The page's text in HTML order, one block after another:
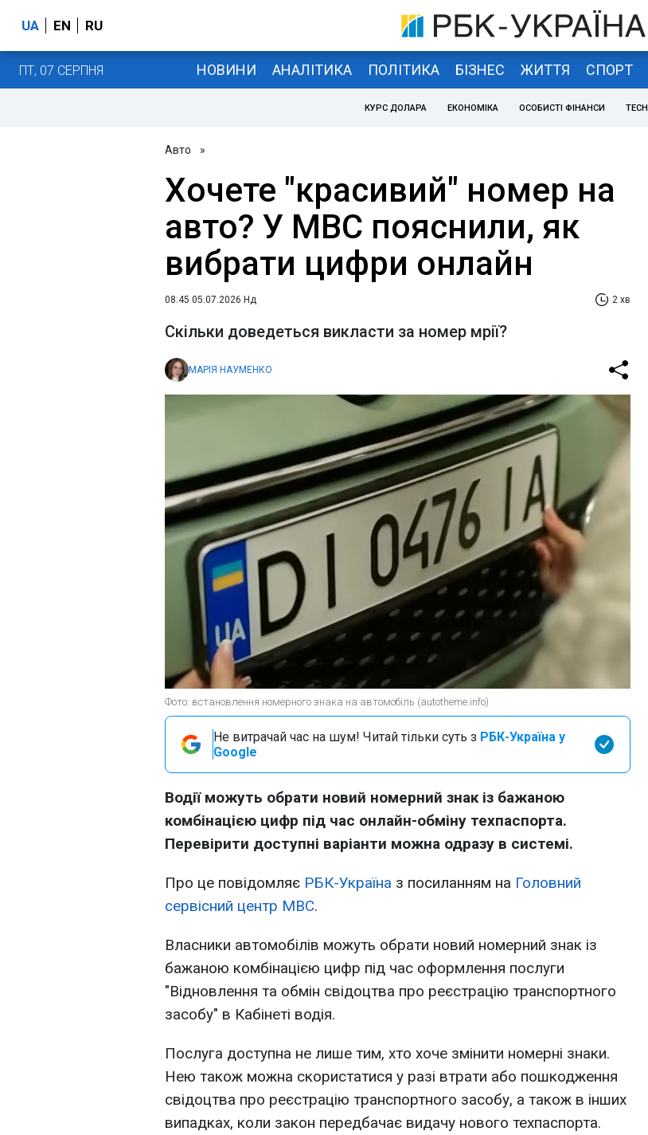
UA EN RU
ПТ, 07 СЕРПНЯ НОВИНИ АНАЛІТИКА ПОЛІТИКА БІЗНЕС ЖИТТЯ СПОРТ
КУРС ДОЛАРА ЕКОНОМІКА ОСОБИСТІ ФІНАНСИ TECH
Авто »
Хочете "красивий" номер на
авто? У МВС пояснили, як
вибрати цифри онлайн
08:45 05.07.2026 Нд 2 хв
Скільки доведеться викласти за номер мрії?
МАРІЯ НАУМЕНКО
Фото: встановлення номерного знака на автомобіль (autotheme.info)
Не витрачай час на шум! Читай тільки суть з РБК-Україна у
Google
Водії можуть обрати новий номерний знак із бажаною
комбінацією цифр під час онлайн-обміну техпаспорта.
Перевірити доступні варіанти можна одразу в системі.
Про це повідомляє РБК-Україна з посиланням на Головний
сервісний центр МВС.
Власники автомобілів можуть обрати новий номерний знак із
бажаною комбінацією цифр під час оформлення послуги
"Відновлення та обмін свідоцтва про реєстрацію транспортного
засобу" в Кабінеті водія.
Послуга доступна не лише тим, хто хоче змінити номерні знаки.
Нею також можна скористатися у разі втрати або пошкодження
свідоцтва про реєстрацію транспортного засобу, а також в інших
випадках, коли закон передбачає видачу нового техпаспорта.